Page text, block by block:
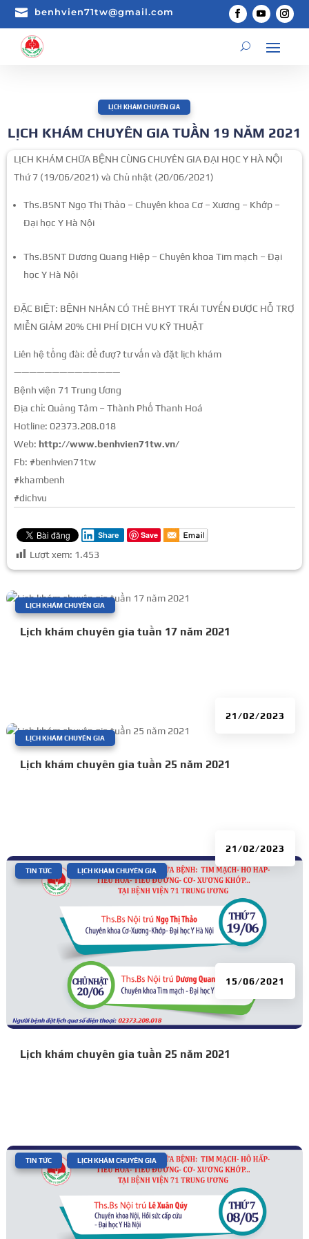
 benhvien71tw@gmail.com
LỊCH KHÁM CHUYÊN GIA
LỊCH KHÁM CHUYÊN GIA TUẦN 19 NĂM 2021
LỊCH KHÁM CHỮA BỆNH CÙNG CHUYÊN GIA ĐẠI HỌC Y HÀ NỘI
Thứ 7 (19/06/2021) và Chủ nhật (20/06/2021)
Ths.BSNT Ngọ Thị Thảo – Chuyên khoa Cơ – Xương – Khớp –
Đại học Y Hà Nội
Ths.BSNT Dương Quang Hiệp – Chuyên khoa Tim mạch – Đại
học Y Hà Nội
ĐẶC BIỆT: BỆNH NHÂN CÓ THẺ BHYT TRÁI TUYẾN ĐƯỢC HỖ TRỢ
MIỄN GIẢM 20% CHI PHÍ DỊCH VỤ KỸ THUẬT
Liên hệ tổng đài: để đượ? tư vấn và đặt lịch khám
——————————————
Bệnh viện 71 Trung Ương
Địa chỉ: Quảng Tâm – Thành Phố Thanh Hoá
Hotline: 02373.208.018
Web: http://www.benhvien71tw.vn/
Fb: #benhvien71tw
#khambenh
#dichvu
Share Save
Lượt xem: 1.453
Lịch khám chuyên gia tuần 17 năm 2021
21/02/2023
LỊCH KHÁM CHUYÊN GIA
Lịch khám chuyên gia tuần 25 năm 2021
21/02/2023
LỊCH KHÁM CHUYÊN GIA
Lịch khám chuyên gia tuần 25 năm 2021
15/06/2021
TIN TỨC LỊCH KHÁM CHUYÊN GIA
TIN TỨC LỊCH KHÁM CHUYÊN GIA